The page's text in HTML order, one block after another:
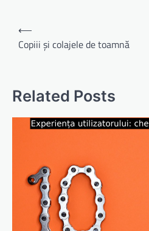
Navigare
în
⟵
Copiii și colajele de toamnă
Related Posts